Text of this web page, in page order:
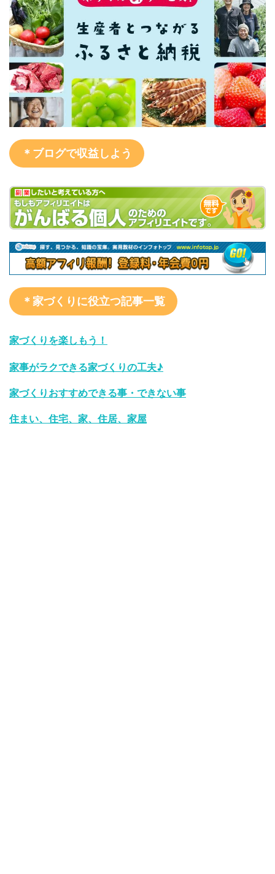
＊ブログで収益しよう
＊家づくりに役立つ記事一覧
家づくりを楽しもう！
家事がラクできる家づくりの工夫♪
家づくりおすすめできる事・できない事
住まい、住宅、家、住居、家屋